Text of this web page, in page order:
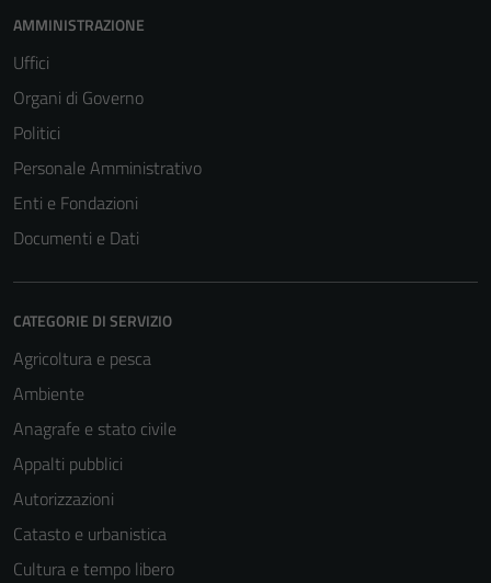
AMMINISTRAZIONE
Uffici
Organi di Governo
Politici
Personale Amministrativo
Enti e Fondazioni
Documenti e Dati
CATEGORIE DI SERVIZIO
Agricoltura e pesca
Ambiente
Anagrafe e stato civile
Appalti pubblici
Autorizzazioni
Catasto e urbanistica
Cultura e tempo libero